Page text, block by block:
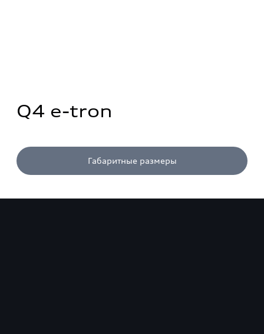
Q4 e-tron
Габаритные размеры